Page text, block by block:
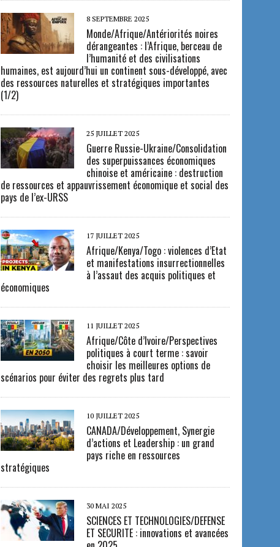
8 SEPTEMBRE 2025
Monde/Afrique/Antériorités noires
dérangeantes : l’Afrique, berceau de
l’humanité et des civilisations
humaines, est aujourd’hui un continent sous-développé, avec
des ressources naturelles et stratégiques importantes
(1/2)
25 JUILLET 2025
Guerre Russie-Ukraine/Consolidation
des superpuissances économiques
chinoise et américaine : destruction
de ressources et appauvrissement économique et social des
pays de l’ex-URSS
17 JUILLET 2025
Afrique/Kenya/Togo : violences d’Etat
et manifestations insurrectionnelles
à l’assaut des acquis politiques et
économiques
11 JUILLET 2025
Afrique/Côte d’Ivoire/Perspectives
politiques à court terme : savoir
choisir les meilleures options de
scénarios pour éviter des regrets plus tard
10 JUILLET 2025
CANADA/Développement, Synergie
d’actions et Leadership : un grand
pays riche en ressources
stratégiques
30 MAI 2025
SCIENCES ET TECHNOLOGIES/DEFENSE
ET SECURITE : innovations et avancées